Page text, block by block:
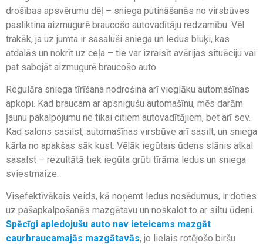
drošības apsvērumu dēļ – sniega putināšanās no virsbūves
pasliktina aizmugurē braucošo autovadītāju redzamību. Vēl
trakāk, ja uz jumta ir sasaluši sniega un ledus bluķi, kas
atdalās un nokrīt uz ceļa – tie var izraisīt avārijas situāciju vai
pat sabojāt aizmugurē braucošo auto.
Regulāra sniega tīrīšana nodrošina arī vieglāku automašīnas
apkopi. Kad braucam ar apsnigušu automašīnu, mēs darām
ļaunu pakalpojumu ne tikai citiem autovadītājiem, bet arī sev.
Kad salons sasilst, automašīnas virsbūve arī sasilt, un sniega
kārta no apakšas sāk kust. Vēlāk iegūtais ūdens slānis atkal
sasalst – rezultātā tiek iegūta grūti tīrāma ledus un sniega
sviestmaize.
Visefektīvākais veids, kā noņemt ledus nosēdumus, ir doties
uz pašapkalpošanās mazgātavu un noskalot to ar siltu ūdeni.
Spēcīgi apledojušu auto nav ieteicams mazgāt
caurbraucamajās mazgātavās, jo lielais rotējošo biršu